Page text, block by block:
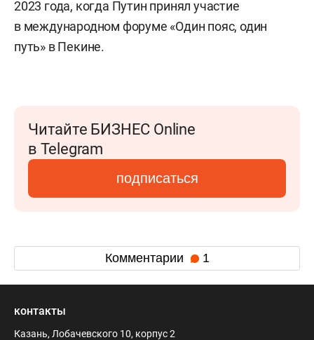
2023 года, когда Путин принял участие
в международном форуме «Один пояс, один
путь» в Пекине.
Читайте БИЗНЕС Online
в Telegram
подписаться
Комментарии 1
контакты
Казань, Лобачевского 10, корпус 2